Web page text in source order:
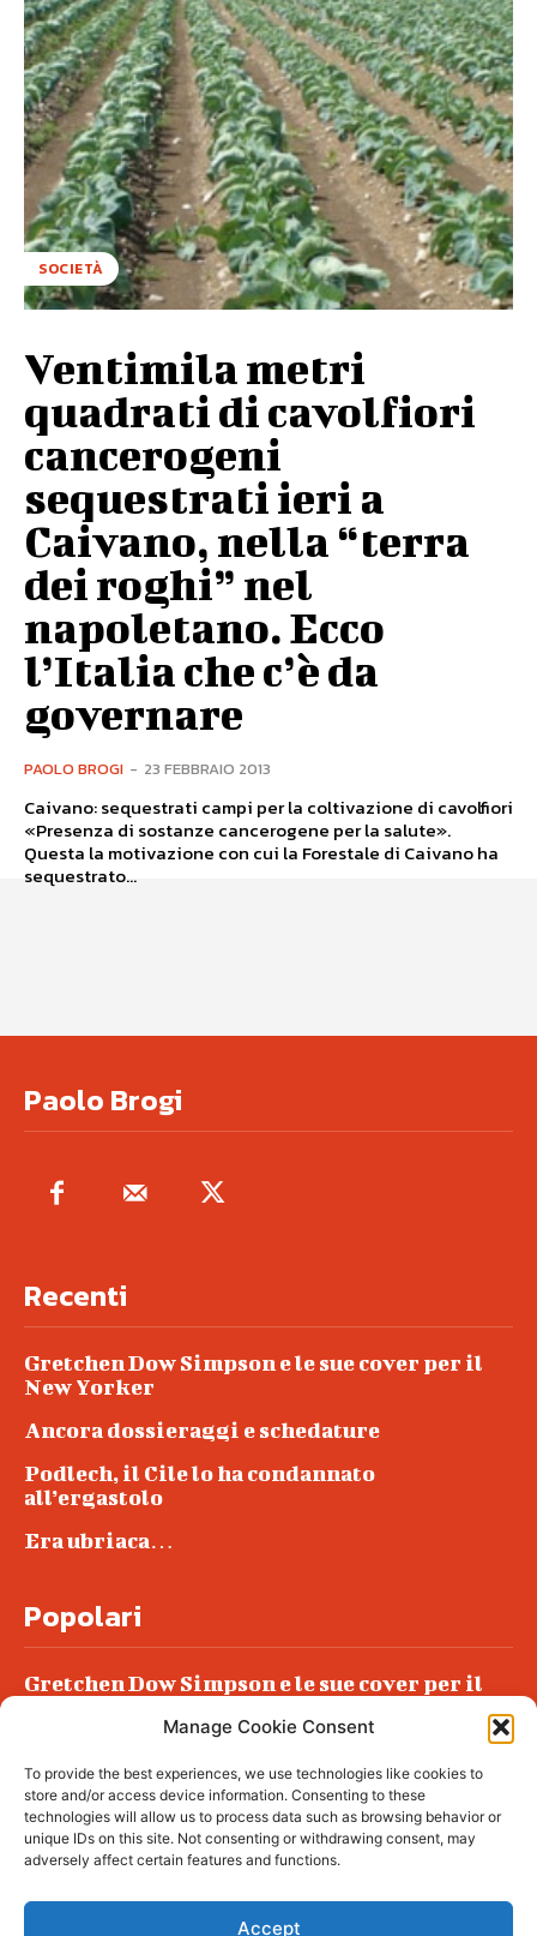
Manage Cookie Consent
To provide the best experiences, we use technologies like cookies to
store and/or access device information. Consenting to these
technologies will allow us to process data such as browsing behavior or
unique IDs on this site. Not consenting or withdrawing consent, may
adversely affect certain features and functions.
Accept
SOCIETÀ
Ventimila metri
quadrati di cavolfiori
cancerogeni
sequestrati ieri a
Caivano, nella “terra
dei roghi” nel
napoletano. Ecco
l’Italia che c’è da
governare
PAOLO BROGI - 23 FEBBRAIO 2013
Caivano: sequestrati campi per la coltivazione di cavolfiori
«Presenza di sostanze cancerogene per la salute».
Questa la motivazione con cui la Forestale di Caivano ha
sequestrato...
Paolo Brogi
Recenti
Gretchen Dow Simpson e le sue cover per il
New Yorker
Ancora dossieraggi e schedature
Podlech, il Cile lo ha condannato
all’ergastolo
Era ubriaca…
Popolari
Gretchen Dow Simpson e le sue cover per il
Podlech, il Cile lo ha condannato
all’ergastolo
Era ubriaca…